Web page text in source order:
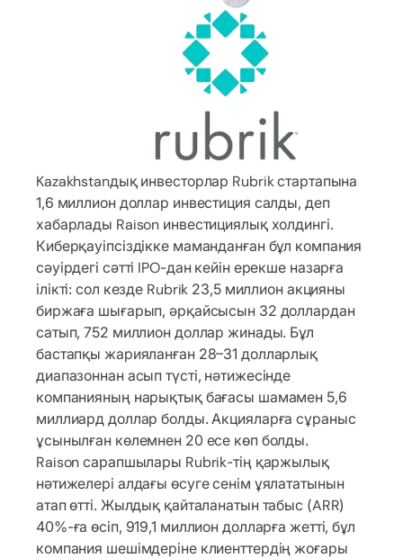
Kazakhstanдық инвесторлар Rubrik стартапына
1,6 миллион доллар инвестиция салды, деп
хабарлады Raison инвестициялық холдингі.
Киберқауіпсіздікке маманданған бұл компания
сәуірдегі сәтті IPO-дан кейін ерекше назарға
ілікті: сол кезде Rubrik 23,5 миллион акцияны
биржаға шығарып, әрқайсысын 32 доллардан
сатып, 752 миллион доллар жинады. Бұл
бастапқы жарияланған 28–31 долларлық
диапазоннан асып түсті, нәтижесінде
компанияның нарықтық бағасы шамамен 5,6
миллиард доллар болды. Акцияларға сұраныс
ұсынылған көлемнен 20 есе көп болды.
Raison сарапшылары Rubrik-тің қаржылық
нәтижелері алдағы өсуге сенім ұялататынын
атап өтті. Жылдық қайталанатын табыс (ARR)
40%-ға өсіп, 919,1 миллион долларға жетті, бұл
компания шешімдеріне клиенттердің жоғары